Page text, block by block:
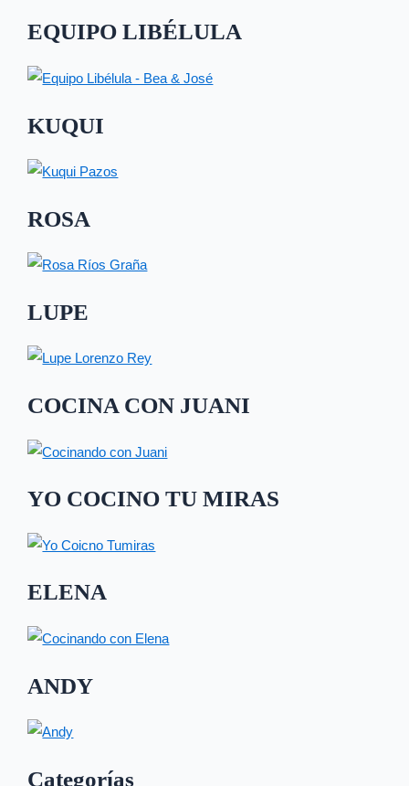
EQUIPO LIBÉLULA
KUQUI
ROSA
LUPE
COCINA CON JUANI
YO COCINO TU MIRAS
ELENA
ANDY
Categorías